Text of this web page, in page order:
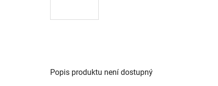
Popis produktu není dostupný